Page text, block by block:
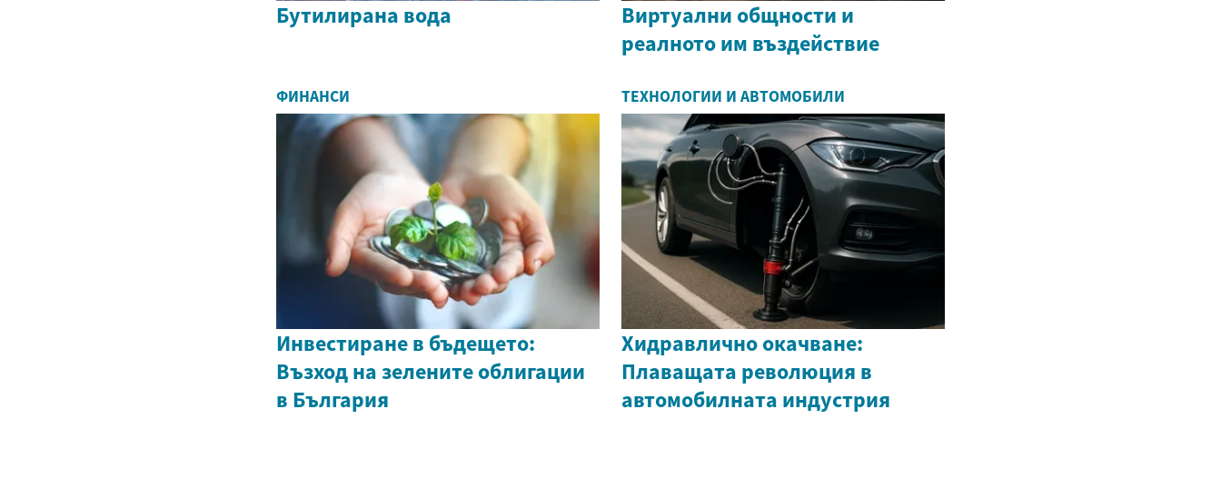
Бутилирана вода
Виртуални общности и
реалното им въздействие
ФИНАНСИ
Инвестиране в бъдещето:
Възход на зелените облигации
в България
ТЕХНОЛОГИИ И АВТОМОБИЛИ
Хидравлично окачване:
Плаващата революция в
автомобилната индустрия